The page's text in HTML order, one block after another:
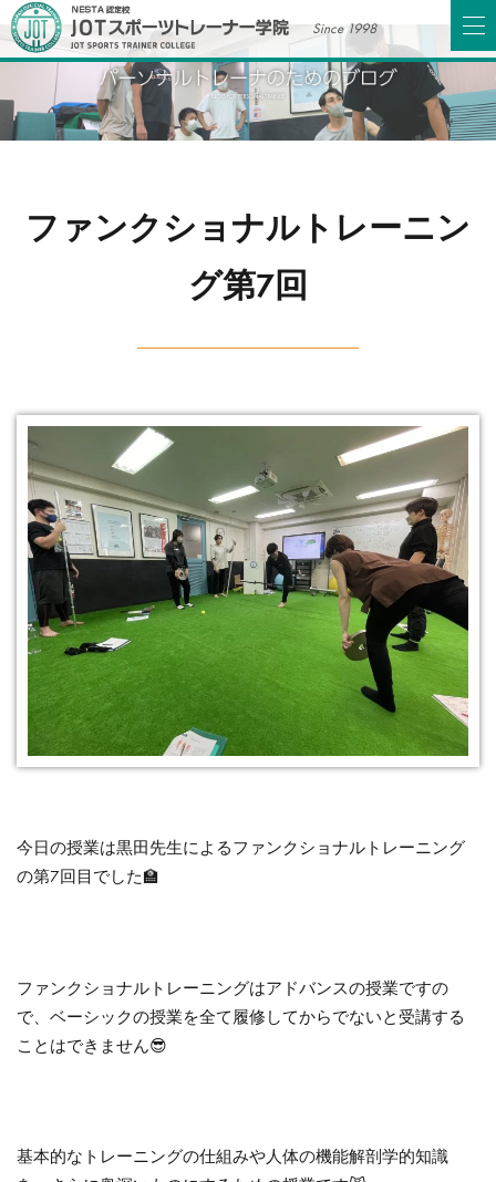
Since 1998
ファンクショナルトレーニン
グ第7回
今日の授業は黒田先生によるファンクショナルトレーニング
の第7回目でした🏫
ファンクショナルトレーニングはアドバンスの授業ですの
で、ベーシックの授業を全て履修してからでないと受講する
ことはできません😎
基本的なトレーニングの仕組みや人体の機能解剖学的知識